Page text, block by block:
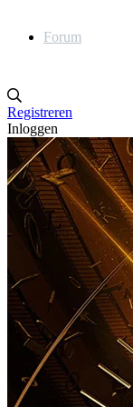
Forum
Registreren
Inloggen